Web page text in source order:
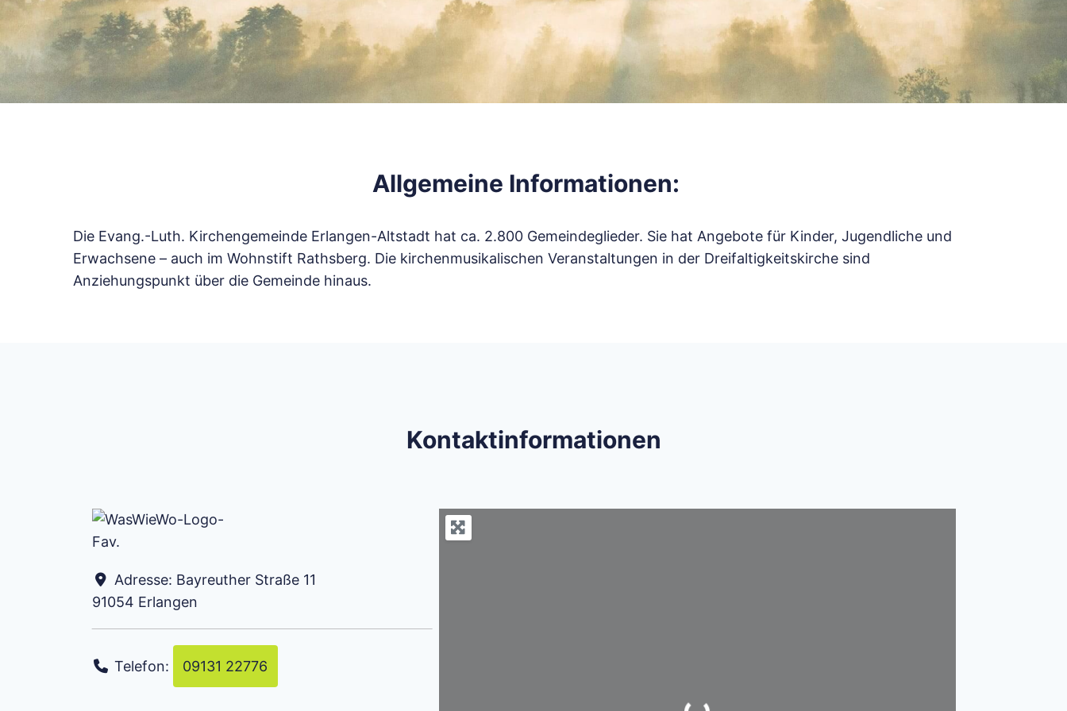
Allgemeine Informationen:
Die Evang.-Luth. Kirchengemeinde Erlangen-Altstadt hat ca. 2.800 Gemeindeglieder. Sie hat Angebote für Kinder, Jugendliche und
Erwachsene – auch im Wohnstift Rathsberg. Die kirchenmusikalischen Veranstaltungen in der Dreifaltigkeitskirche sind
Anziehungspunkt über die Gemeinde hinaus.
Kontaktinformationen
Adresse: Bayreuther Straße 11
91054 Erlangen
Telefon: 09131 22776